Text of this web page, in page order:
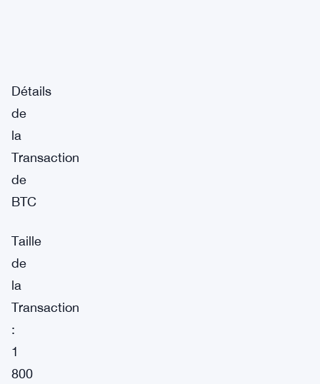
Détails
de
la
Transaction
de
BTC
Taille
de
la
Transaction
:
1
800